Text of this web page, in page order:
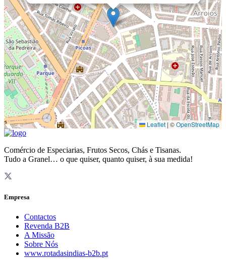
Leaflet | ©OpenStreetMap
Comércio de Especiarias, Frutos Secos, Chás e Tisanas.
Tudo a Granel… o que quiser, quanto quiser, à sua medida!
Empresa
Contactos
Revenda B2B
A Missão
Sobre Nós
www.rotadasindias-b2b.pt